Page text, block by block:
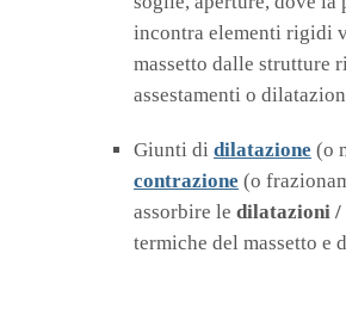
incontra elementi rigidi
massetto dalle strutture
assestamenti o
Giunti di dilatazione (o
contrazione (o
assorbire le dilatazioni
termiche del massetto e